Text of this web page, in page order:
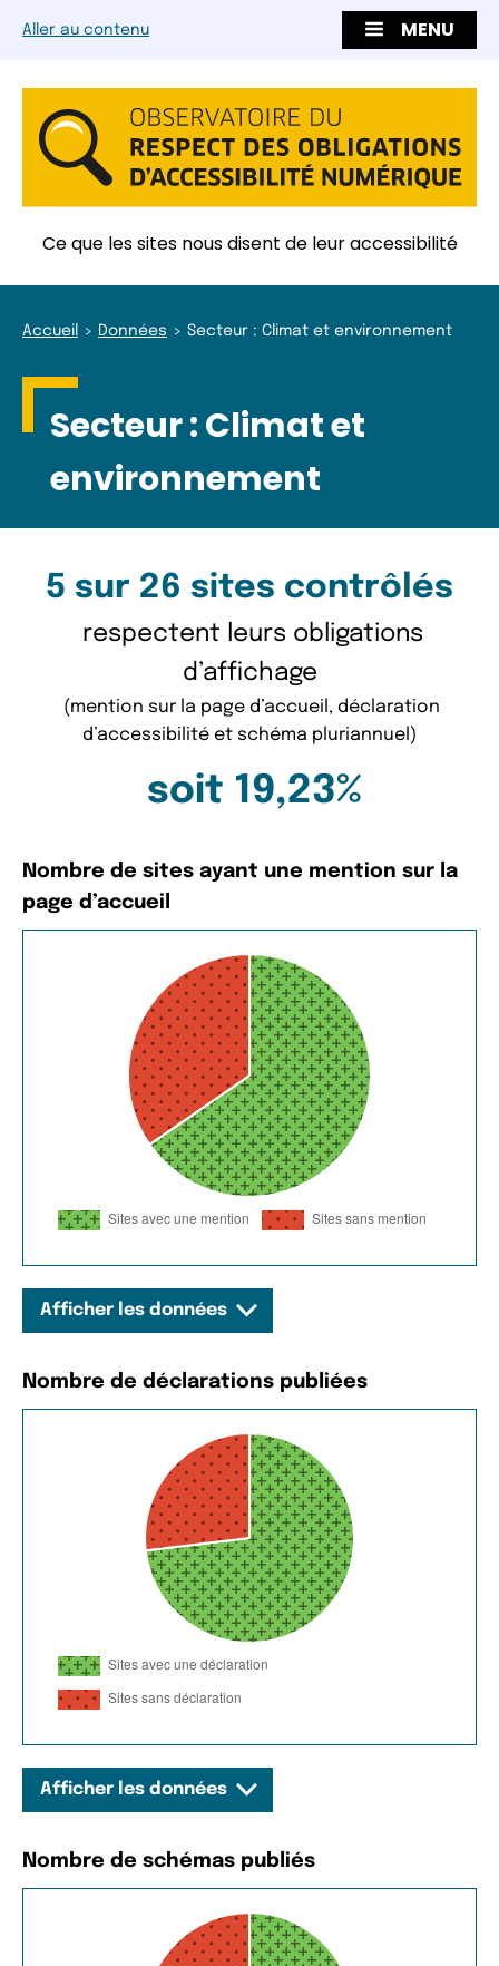
Aller au contenu MENU
Ce que les sites nous disent de leur accessibilité
Accueil Données Secteur : Climat et environnement
Secteur :Climat et
environnement
5 sur 26 sites contrôlés
respectent leurs obligations
d’affichage
(mention sur la page d’accueil, déclaration
d’accessibilité et schéma pluriannuel)
soit 19,23%
Nombre de sites ayant une mention sur la
page d’accueil
Afficher les données
Nombre de déclarations publiées
Afficher les données
Nombre de schémas publiés